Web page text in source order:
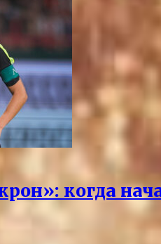
когда